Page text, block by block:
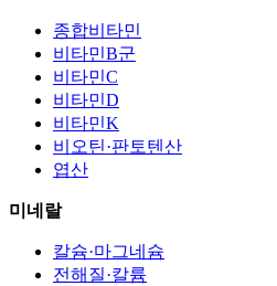
종합비타민
비타민B군
비타민C
비타민D
비타민K
비오틴·판토텐산
엽산
미네랄
칼슘·마그네슘
전해질·칼륨